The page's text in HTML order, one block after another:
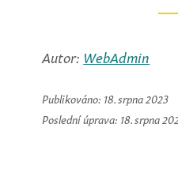
Autor: WebAdmin
Publikováno: 18. srpna 2023
Poslední úprava: 18. srpna